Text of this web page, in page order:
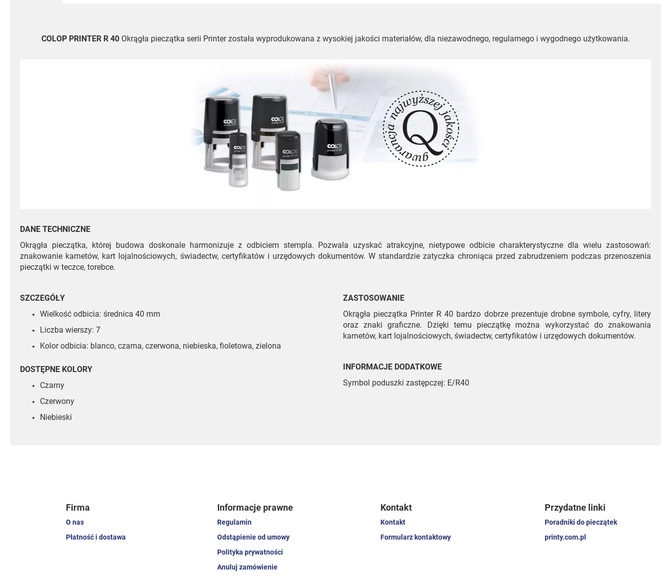
COLOP PRINTER R 40Okrągła pieczątka serii Printer została wyprodukowana z wysokiej jakości materiałów, dla niezawodnego, regularnego i wygodnego użytkowania.
DANE TECHNICZNE
Okrągła pieczątka, której budowa doskonale harmonizuje z odbiciem stempla. Pozwala uzyskać atrakcyjne, nietypowe odbicie charakterystyczne dla wielu zastosowań:
znakowanie karnetów, kart lojalnościowych, świadectw, certyfikatów i urzędowych dokumentów. W standardzie zatyczka chroniąca przed zabrudzeniem podczas przenoszenia
pieczątki w teczce, torebce.
SZCZEGÓŁY
Wielkość odbicia: średnica 40 mm
Liczba wierszy: 7
Kolor odbicia: blanco, czarna, czerwona, niebieska, fioletowa, zielona
DOSTĘPNE KOLORY
Czarny
Czerwony
Niebieski
ZASTOSOWANIE
Okrągła pieczątka Printer R 40 bardzo dobrze prezentuje drobne symbole, cyfry, litery
oraz znaki graficzne. Dzięki temu pieczątkę można wykorzystać do znakowania
karnetów, kart lojalnościowych, świadectw, certyfikatów i urzędowych dokumentów.
INFORMACJE DODATKOWE
Symbol poduszki zastępczej: E/R40
Firma
O nas
Płatność i dostawa
Informacje prawne
Regulamin
Odstąpienie od umowy
Polityka prywatności
Anuluj zamówienie
Kontakt
Kontakt
Formularz kontaktowy
Przydatne linki
Poradniki do pieczątek
printy.com.pl